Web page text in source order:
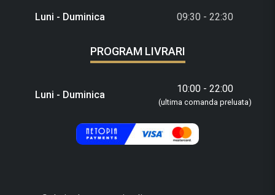
Luni - Duminica 09:30 - 22:30
PROGRAM LIVRARI
Luni - Duminica 10:00 - 22:00
(ultima comanda preluata)